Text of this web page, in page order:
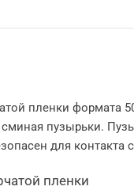
пленки формата
пузырьки.
для
пленки